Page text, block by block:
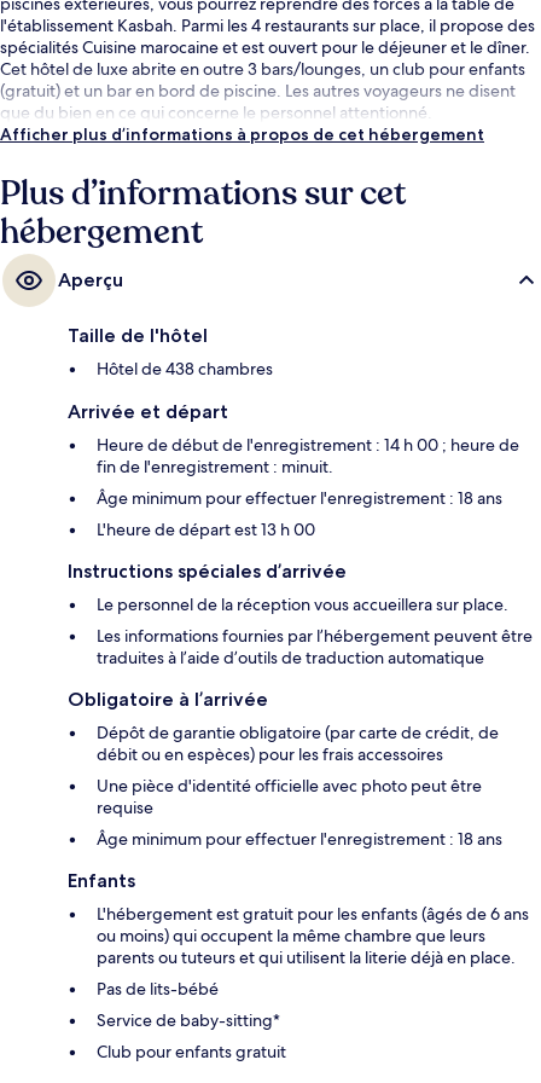
l'établissement Kasbah. Parmi les 4 restaurants sur place, il propose des
spécialités Cuisine marocaine et est ouvert pour le déjeuner et le dîner.
Cet hôtel de luxe abrite en outre 3 bars/lounges, un club pour enfants
(gratuit) et un bar en bord de piscine. Les autres voyageurs ne disent
que du bien en ce qui concerne le personnel attentionné.
Afficher plus d’informations à propos de cet hébergement
Plus d’informations sur cet
hébergement
Aperçu
Taille de l'hôtel
Hôtel de 438 chambres
Arrivée et départ
Heure de début de l'enregistrement : 14 h 00 ; heure de
fin de l'enregistrement : minuit.
Âge minimum pour effectuer l'enregistrement : 18 ans
L'heure de départ est 13 h 00
Instructions spéciales d’arrivée
Le personnel de la réception vous accueillera sur place.
Les informations fournies par l’hébergement peuvent être
traduites à l’aide d’outils de traduction automatique
Obligatoire à l’arrivée
Dépôt de garantie obligatoire (par carte de crédit, de
débit ou en espèces) pour les frais accessoires
Une pièce d'identité officielle avec photo peut être
requise
Âge minimum pour effectuer l'enregistrement : 18 ans
Enfants
L'hébergement est gratuit pour les enfants (âgés de 6 ans
ou moins) qui occupent la même chambre que leurs
parents ou tuteurs et qui utilisent la literie déjà en place.
Pas de lits-bébé
Service de baby-sitting*
Club pour enfants gratuit